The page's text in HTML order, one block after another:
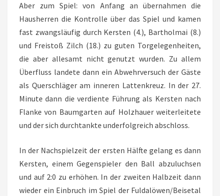
Aber zum Spiel: von Anfang an übernahmen die
Hausherren die Kontrolle über das Spiel und kamen
fast zwangsläufig durch Kersten (4.), Bartholmai (8.)
und Freistoß Zilch (18.) zu guten Torgelegenheiten,
die aber allesamt nicht genutzt wurden. Zu allem
Überfluss landete dann ein Abwehrversuch der Gäste
als Querschläger am inneren Lattenkreuz. In der 27.
Minute dann die verdiente Führung als Kersten nach
Flanke von Baumgarten auf Holzhauer weiterleitete
und der sich durchtankte underfolgreich abschloss.
In der Nachspielzeit der ersten Hälfte gelang es dann
Kersten, einem Gegenspieler den Ball abzuluchsen
und auf 2:0 zu erhöhen. In der zweiten Halbzeit dann
wieder ein Einbruch im Spiel der Fuldalöwen/Beisetal